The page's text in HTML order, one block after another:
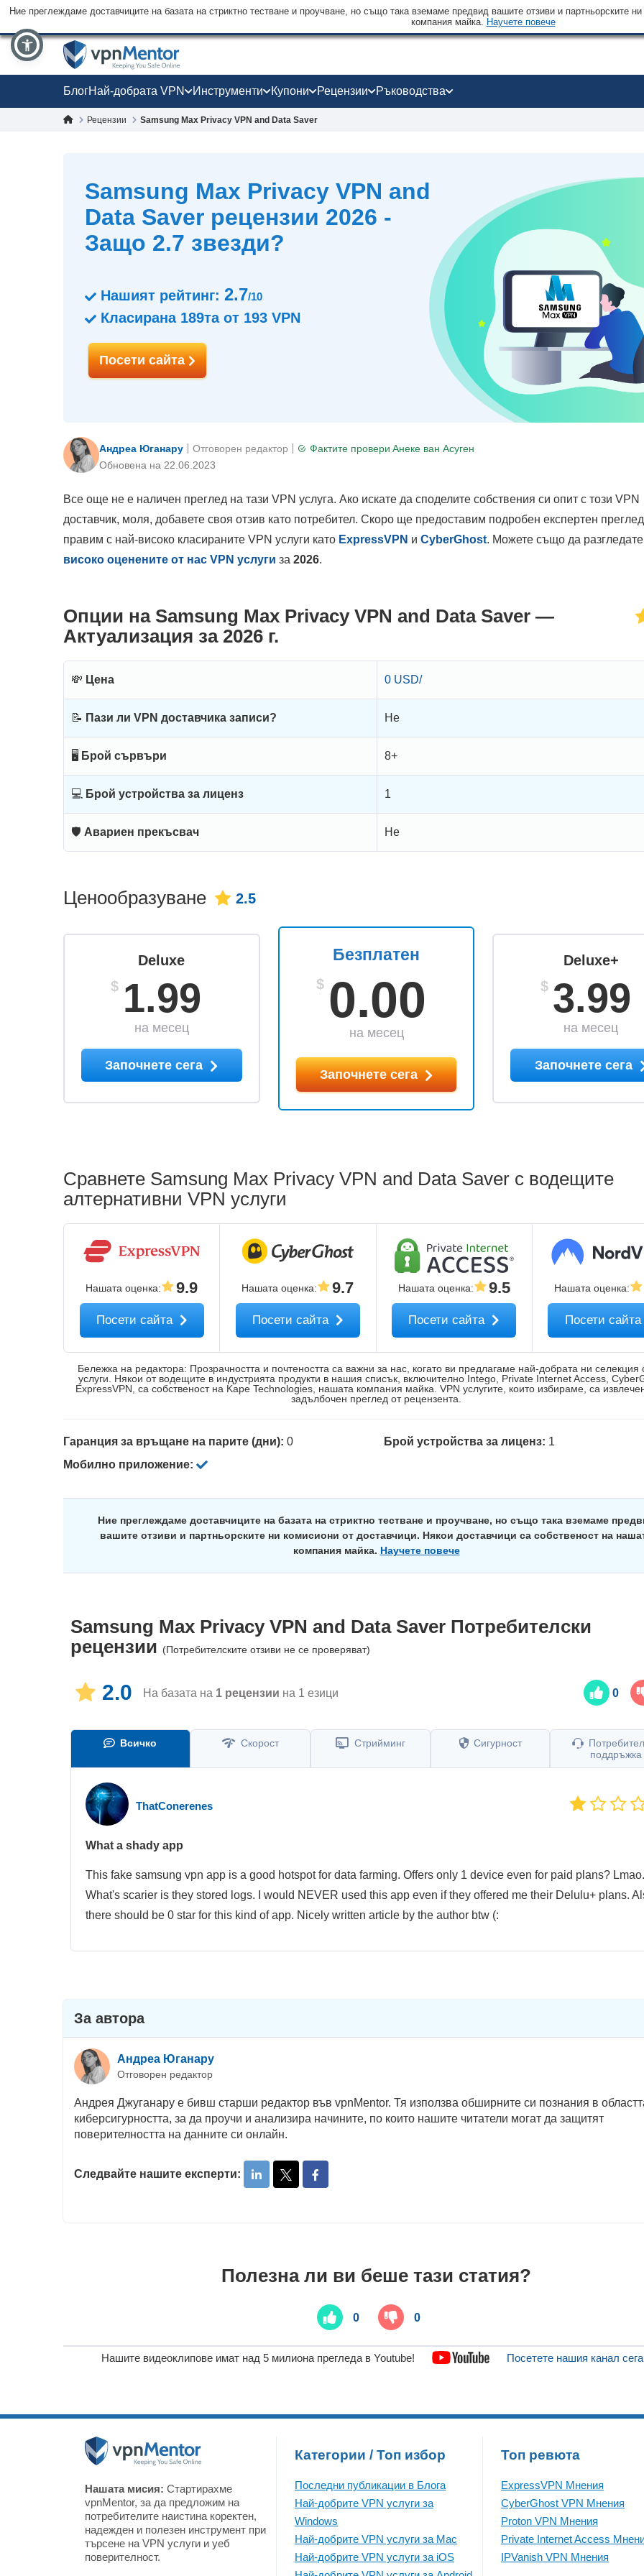
Ние преглеждаме доставчиците на базата на стриктно тестване и проучване, но също така вземаме предвид вашите отзиви и партньорските
компания майка. Научете повече
БлогНай-добрата VPN Инструменти Купони Рецензии Ръководства
Рецензии Samsung Max Privacy VPN and Data Saver
Samsung Max Privacy VPN and
Data Saver рецензии 2026 -
Защо 2.7 звезди?
Нашият рейтинг: 2.7/10
Класирана 189тaот 193 VPN
Посети сайта
Андреа Юганару
Oбновена на 22.06.2023
Фактите провери Анеке ван Асуген
Отговорен редактор
Все още не е наличен преглед на тази VPN услуга. Ако искате да споделите собствения си опит с този VPN
доставчик, моля, добавете своя отзив като потребител. Скоро ще предоставим подробен експертен
правим с най-високо класираните VPN услуги като ExpressVPN и CyberGhost. Можете също да
високо оценените от нас VPN услуги за 2026.
Опции на Samsung Max Privacy VPN and Data Saver —
Актуализация за 2026 г.
💸 Цена 0 USD/
📝 Пази ли VPN доставчика записи? Не
🖥 Брой сървъри 8+
💻 Брой устройства за лиценз 1
🛡 Авариен прекъсвач Не
Ценообразуване 2.5
Безплатен
$ 0.00
на месец
Започнете сега
Deluxe
$ 1.99
на месец
Започнете сега
Deluxe+
$ 3.99
на месец
Започнете сега
Сравнете Samsung Max Privacy VPN and Data Saver с водещите
алтернативни VPN услуги
Нашата оценка: 9.9
Посети сайта
Нашата оценка: 9.7
Посети сайта
Нашата оценка: 9.5
Посети сайта
Нашата оценка:
Посети сайта
Бележка на редактора: Прозрачността и почтеността са важни за нас, когато ви предлагаме най-добрата ни селекция
услуги. Някои от водещите в индустрията продукти в нашия списък, включително Intego, Private Internet Access,
ExpressVPN, са собственост на Kape Technologies, нашата компания майка. VPN услугите, които избираме, са
задълбочен преглед от рецензента.
Гаранция за връщане на парите (дни): 0
Мобилно приложение:
Брой устройства за лиценз: 1
Ние преглеждаме доставчиците на базата на стриктно тестване и проучване, но също така вземаме
вашите отзиви и партньорските ни комисиони от доставчици. Някои доставчици са собственост на
компания майка. Научете повече
Samsung Max Privacy VPN and Data Saver Потребителски
рецензии (Потребителските отзиви не се проверяват)
2.0 На базата на 1 рецензии на 1 езици 0
Всичко Скорост Стрийминг Сигурност
поддръжка
ThatConerenes
What a shady app
This fake samsung vpn app is a good hotspot for data farming. Offers only 1 device even for paid plans? Lmao.
What's scarier is they stored logs. I would NEVER used this app even if they offered me their Delulu+ plans.
there should be 0 star for this kind of app. Nicely written article by the author btw (:
За автора
Андреа Юганару
Отговорен редактор
Андрея Джуганару е бивш старши редактор във vpnMentor. Тя използва обширните си познания в
киберсигурността, за да проучи и анализира начините, по които нашите читатели могат да защитят
поверителността на данните си онлайн.
Следвайте нашите експерти:
Полезна ли ви беше тази статия?
0 0
Нашите видеоклипове имат над 5 милиона прегледа в Youtube! Посетете нашия канал
Нашата мисия: Стартирахме
vpnMentor, за да предложим на
потребителите наистина коректен,
надежден и полезен инструмент при
търсене на VPN услуги и уеб
поверителност.
Категории / Топ избор
Последни публикации в Блога
Най-добрите VPN услуги за
Windows
Най-добрите VPN услуги за Mac
Най-добрите VPN услуги за iOS
Топ ревюта
ExpressVPN Mнения
CyberGhost VPN Mнения
Proton VPN Mнения
Private Internet Access
IPVanish VPN Mнения